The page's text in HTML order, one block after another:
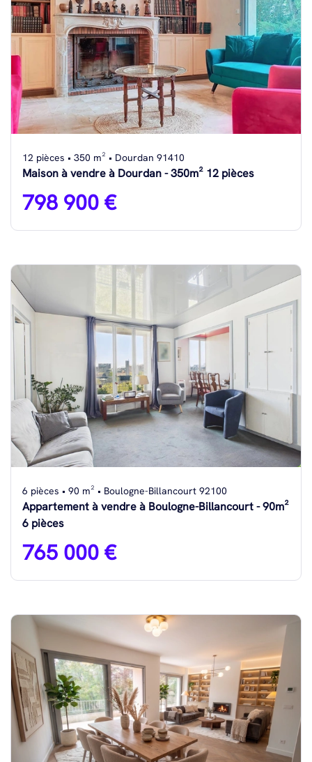
12 pièces • 350 m² • Dourdan 91410
Maison à vendre à Dourdan - 350m² 12 pièces
798 900 €
6 pièces • 90 m² • Boulogne-Billancourt 92100
Appartement à vendre à Boulogne-Billancourt - 90m²
6 pièces
765 000 €